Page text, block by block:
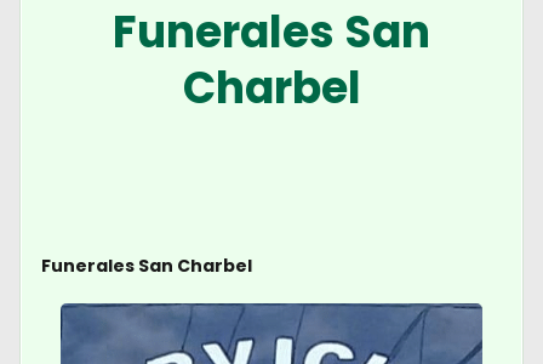
Funerales San
Charbel
Funerales San Charbel